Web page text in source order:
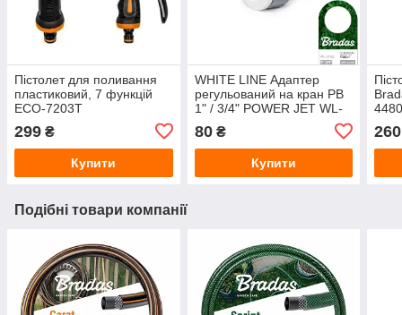
Пістолет для поливання
пластиковий, 7 функцій
ECO-7203T
299 ₴
Купити
WHITE LINE Адаптер
регульований на кран РВ
1" / 3/4" POWER JET WL-
80₴
Купити
260
Подібні товари компанії